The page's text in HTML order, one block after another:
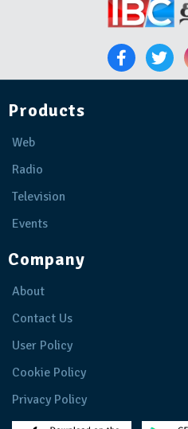
Products
Web
Radio
Television
Events
Company
About
Contact Us
User Policy
Cookie Policy
Privacy Policy